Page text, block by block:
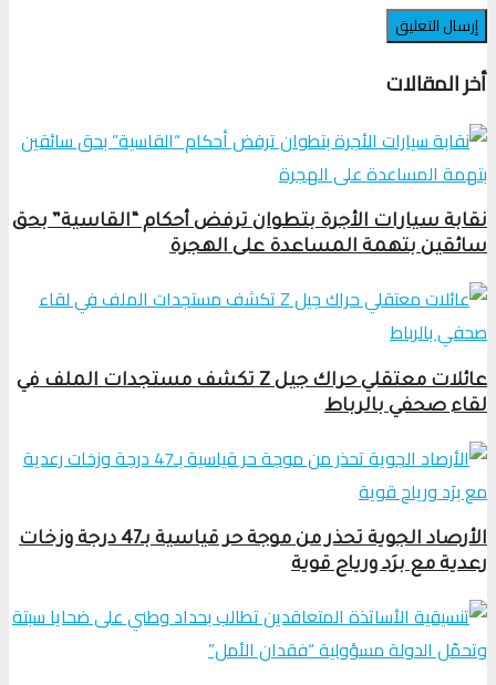
أخر المقالات
نقابة سيارات الأجرة بتطوان ترفض أحكام “القاسية” بحق
سائقين بتهمة المساعدة على الهجرة
عائلات معتقلي حراك جيل Z تكشف مستجدات الملف في
لقاء صحفي بالرباط
الأرصاد الجوية تحذر من موجة حر قياسية بـ47 درجة وزخات
رعدية مع برَد ورياح قوية